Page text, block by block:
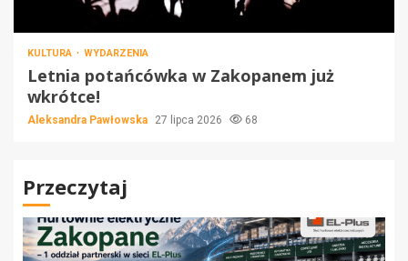
KULTURA WYDARZENIA
Letnia potańcówka w Zakopanem już
wkrótce!
Aleksandra Pawłowska 27 lipca 2026 68
Przeczytaj